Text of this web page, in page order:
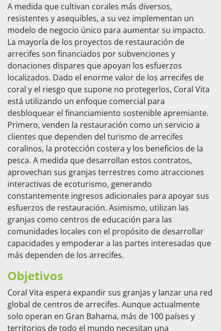
A medida que cultivan corales más diversos,
resistentes y asequibles, a su vez implementan un
modelo de negocio único para aumentar su impacto.
La mayoría de los proyectos de restauración de
arrecifes son financiados por subvenciones y
donaciones dispares que apoyan los esfuerzos
localizados. Dado el enorme valor de los arrecifes de
coral y el riesgo que supone no protegerlos, Coral Vita
está utilizando un enfoque comercial para
desbloquear el financiamiento sostenible apremiante.
Primero, venden la restauración como un servicio a
clientes que dependen del turismo de arrecifes
coralinos, la protección costera y los beneficios de la
pesca. A medida que desarrollan estos contratos,
aprovechan sus granjas terrestres como atracciones
interactivas de ecoturismo, generando
constantemente ingresos adicionales para apoyar sus
esfuerzos de restauración. Asimismo, utilizan las
granjas como centros de educación para las
comunidades locales con el propósito de desarrollar
capacidades y empoderar a las partes interesadas que
más dependen de los arrecifes.
Objetivos
Coral Vita espera expandir sus granjas y lanzar una red
global de centros de arrecifes. Aunque actualmente
solo operan en Gran Bahama, más de 100 países y
territorios de todo el mundo necesitan una